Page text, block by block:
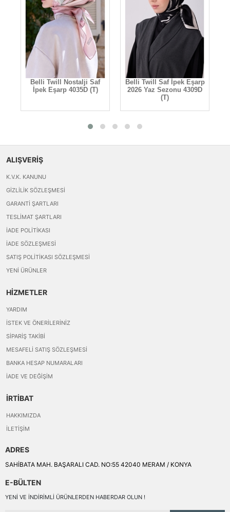
Belli Twill Nostalji Saf
İpek Eşarp 4035D (T)
Belli Twill Saf İpek Eşarp
2026 Yaz Sezonu 4309D
(T)
ALIŞVERİŞ
K.V.K. KANUNU
GIZLILIK SÖZLEŞMESI
GARANTI ŞARTLARI
TESLIMAT ŞARTLARI
İADE POLITIKASI
İADE SÖZLEŞMESI
SATIŞ POLITIKASI SÖZLEŞMESI
YENI ÜRÜNLER
HİZMETLER
YARDIM
İSTEK VE ÖNERILERINIZ
SIPARIŞ TAKIBI
MESAFELI SATIŞ SÖZLEŞMESI
BANKA HESAP NUMARALARI
İADE VE DEĞIŞIM
İRTİBAT
HAKKIMIZDA
İLETIŞIM
ADRES
SAHİBATA MAH. BAŞARALI CAD. NO:55 42040 MERAM / KONYA
E-BÜLTEN
YENI VE INDIRIMLI ÜRÜNLERDEN HABERDAR OLUN !